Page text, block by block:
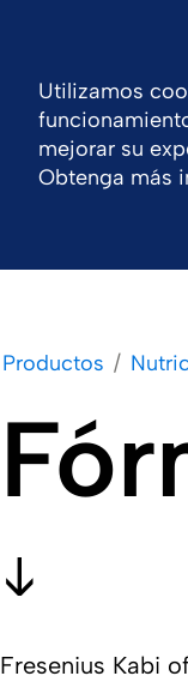
Compañía
Productos
Fresenius Kabi
Utilizamos
mejorar su
Obtenga más